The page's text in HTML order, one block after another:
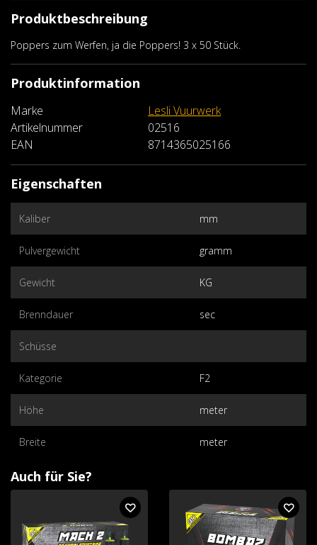
Produktbeschreibung
Poppers zum Werfen, ja die Poppers! 3 x 50 Stück.
Produktinformation
Marke
Lesli Vuurwerk
Artikelnummer
02516
EAN
8714365025166
Eigenschaften
Kaliber mm
Pulvergewicht gramm
Gewicht KG
Brenndauer sec
Schüsse
Kategorie F2
Höhe meter
Breite meter
Auch für Sie?